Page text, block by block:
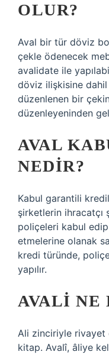
OLUR?
Aval bir tür döviz
çekle ödenecek
avalidate ile
döviz ilişkisine dahil
düzenlenen bir
düzenleyeninden
AVAL
NEDIR?
Kabul garantili
şirketlerin ihracatçı
poliçeleri kabul
etmelerine olanak
kredi türünde,
yapılır.
AVALI NE
Ali zinciriyle rivayet
kitap. Avalî, âliye